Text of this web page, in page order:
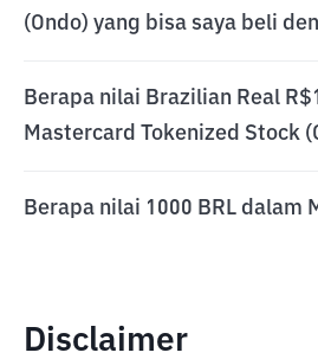
(Ondo) yang bisa saya beli
Berapa nilai Brazilian Real
Mastercard Tokenized Stock
Berapa nilai 1000 BRL dalam
Disclaimer